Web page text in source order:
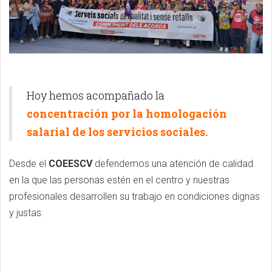
Hoy hemos acompañado la
concentración por la homologación
salarial de los servicios sociales.
Desde el COEESCVdefendemos una atención de calidad
en la que las personas estén en el centro y nuestras
profesionales desarrollen su trabajo en condiciones dignas
y justas.